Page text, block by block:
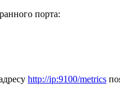
порта:
http://ip:9100/metrics